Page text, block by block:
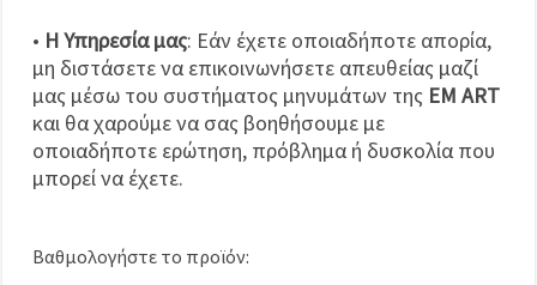
• Η Υπηρεσία μας: Εάν έχετε οποιαδήποτε απορία,
μη διστάσετε να επικοινωνήσετε απευθείας μαζί
μας μέσω του συστήματος μηνυμάτων της EM ART
και θα χαρούμε να σας βοηθήσουμε με
οποιαδήποτε ερώτηση, πρόβλημα ή δυσκολία που
μπορεί να έχετε.
Βαθμολογήστε το προϊόν: